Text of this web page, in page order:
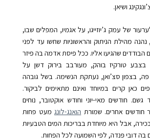
ושיאן.
של עמק ג’יוזייגו, על אגמיו, המפלים שבו,
נהנה מהילת הניתוק והראשוניות שחשו עד לפני
הבודדים שהגיעו אליו. ככל פיסת אדמה בה פיזר
בצבע טורקיז בוהק, מעורבב בירוק דשן על
בצפון סצ’ואן, נעתקת הנשימה. בשל גובהה
כאן קרים במיוחד ואינם מתאימים לביקור.
גשם. חודשים מאי-יוני וחודש אוקטובר, נוחים
חודשים אחרים. שמורת הואנג-לונג מעט פחות
אבל היא מיוחדת בבריכות המים הטבעיות
בה דובי פּנדה, לפי השמועה לכל הפחות.